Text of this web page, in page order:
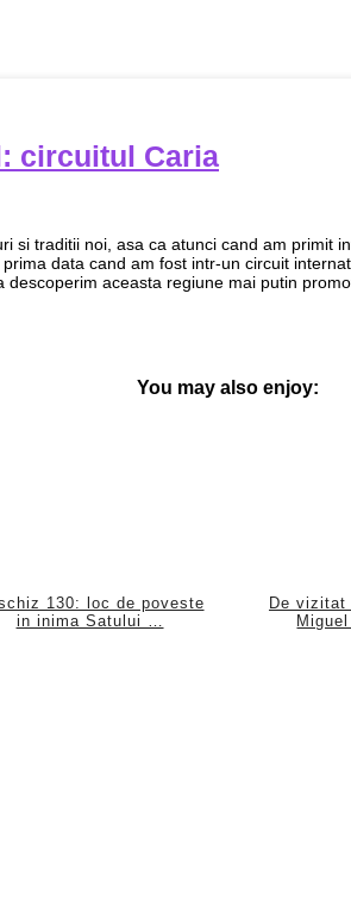
circuitul Caria
si traditii noi, asa ca atunci cand am primit
data cand am fost intr-un circuit
aceasta regiune mai putin
You may also enjoy:
130: loc de poveste
in inima Satului …
De vizitat